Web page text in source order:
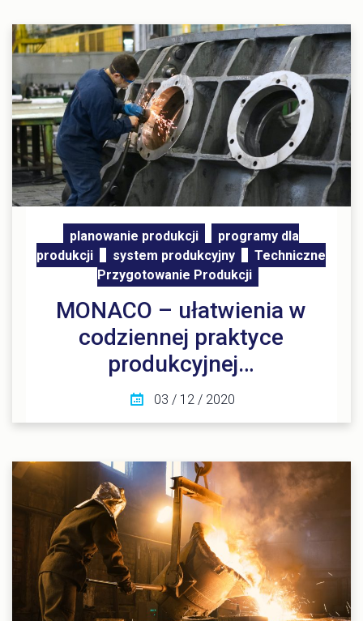
planowanie produkcji
programy dla
produkcji
system produkcyjny
Techniczne
Przygotowanie Produkcji
MONACO – ułatwienia w
codziennej praktyce
produkcyjnej…
03 / 12 / 2020